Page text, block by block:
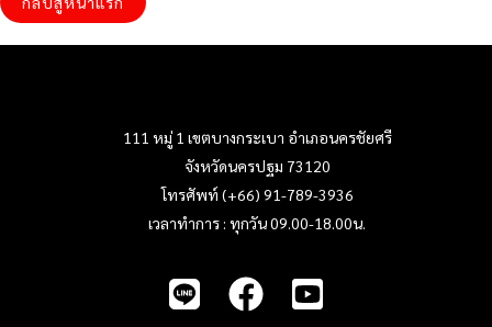
111 หมู่ 1 เขตบางกระเบา อำเภอนครชัยศรี
จังหวัดนครปฐม 73120
โทรศัพท์ (+66) 91-789-3936
เวลาทำการ : ทุกวัน 09.00-18.00น.